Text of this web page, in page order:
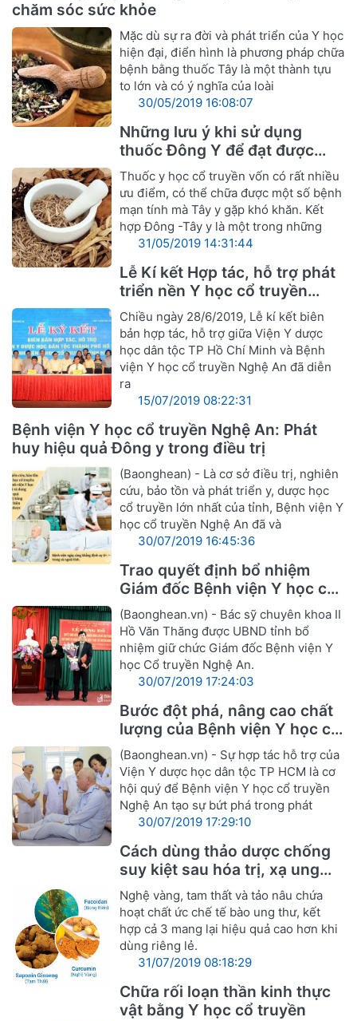
chăm sóc sức khỏe
Mặc dù sự ra đời và phát triển của Y học
hiện đại, điển hình là phương pháp chữa
bệnh bằng thuốc Tây là một thành tựu
to lớn và có ý nghĩa của loài
30/05/2019 16:08:07
Những lưu ý khi sử dụng
thuốc Đông Y để đạt được
hiệu quả tốt nhất
Thuốc y học cổ truyền vốn có rất nhiều
ưu điểm, có thể chữa được một số bệnh
mạn tính mà Tây y gặp khó khăn. Kết
hợp Đông -Tây y là một trong những
31/05/2019 14:31:44
Lễ Kí kết Hợp tác, hỗ trợ phát
triển nền Y học cổ truyền
Nghệ An
Chiều ngày 28/6/2019, Lễ kí kết biên
bản hợp tác, hỗ trợ giữa Viện Y dược
học dân tộc TP Hồ Chí Minh và Bệnh
viện Y học cổ truyền Nghệ An đã diễn
ra
15/07/2019 08:22:31
Bệnh viện Y học cổ truyền Nghệ An: Phát
huy hiệu quả Đông y trong điều trị
(Baonghean) - Là cơ sở điều trị, nghiên
cứu, bảo tồn và phát triển y, dược học
cổ truyền lớn nhất của tỉnh, Bệnh viện Y
học cổ truyền Nghệ An đã và
30/07/2019 16:45:36
Trao quyết định bổ nhiệm
Giám đốc Bệnh viện Y học cổ
truyền Nghệ An
(Baonghean.vn) - Bác sỹ chuyên khoa II
Hồ Văn Thăng được UBND tỉnh bổ
nhiệm giữ chức Giám đốc Bệnh viện Y
học Cổ truyền Nghệ An.
30/07/2019 17:24:03
Bước đột phá, nâng cao chất
lượng của Bệnh viện Y học cổ
truyền Nghệ An
(Baonghean.vn) - Sự hợp tác hỗ trợ của
Viện Y dược học dân tộc TP HCM là cơ
hội quý để Bệnh viện Y học cổ truyền
Nghệ An tạo sự bứt phá trong phát
30/07/2019 17:29:10
Cách dùng thảo dược chống
suy kiệt sau hóa trị, xạ ung
thư
Nghệ vàng, tam thất và tảo nâu chứa
hoạt chất ức chế tế bào ung thư, kết
hợp cả 3 mang lại hiệu quả cao hơn khi
dùng riêng lẻ.
31/07/2019 08:18:29
Chữa rối loạn thần kinh thực
vật bằng Y học cổ truyền